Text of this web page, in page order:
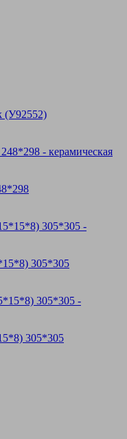
(У92552)
305*305
305*305